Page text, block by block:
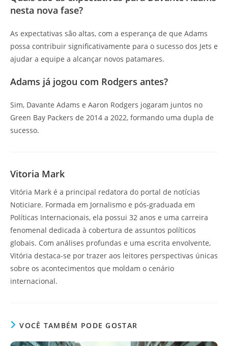
nesta nova fase?
As expectativas são altas, com a esperança de que Adams
possa contribuir significativamente para o sucesso dos Jets e
ajudar a equipe a alcançar novos patamares.
Adams já jogou com Rodgers antes?
Sim, Davante Adams e Aaron Rodgers jogaram juntos no
Green Bay Packers de 2014 a 2022, formando uma dupla de
sucesso.
Vitoria Mark
Vitória Mark é a principal redatora do portal de notícias
Noticiare. Formada em Jornalismo e pós-graduada em
Políticas Internacionais, ela possui 32 anos e uma carreira
fenomenal dedicada à cobertura de assuntos políticos
globais. Com análises profundas e uma escrita envolvente,
Vitória destaca-se por trazer aos leitores perspectivas únicas
sobre os acontecimentos que moldam o cenário
internacional.
VOCÊ TAMBÉM PODE GOSTAR